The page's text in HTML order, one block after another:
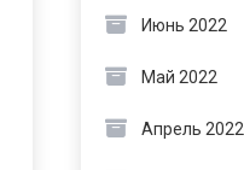
Июнь 2022
Май 2022
Апрель 2022